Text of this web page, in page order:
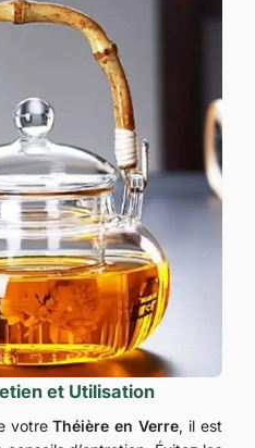
et Utilisation
votreThéière en Verre, il est